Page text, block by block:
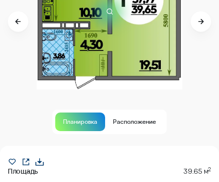
Планировка Расположение
Площадь 39.65 м2